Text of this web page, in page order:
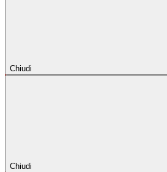
Chiudi
Chiudi